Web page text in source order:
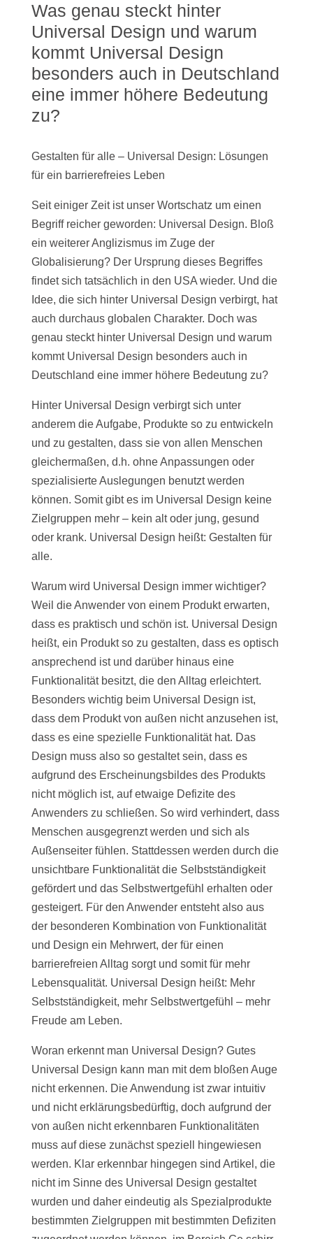
Was genau steckt hinter
Universal Design und warum
kommt Universal Design
besonders auch in Deutschland
eine immer höhere Bedeutung
zu?
Gestalten für alle – Universal Design: Lösungen
für ein barrierefreies Leben
Seit einiger Zeit ist unser Wortschatz um einen
Begriff reicher geworden: Universal Design. Bloß
ein weiterer Anglizismus im Zuge der
Globalisierung? Der Ursprung dieses Begriffes
findet sich tatsächlich in den USA wieder. Und die
Idee, die sich hinter Universal Design verbirgt, hat
auch durchaus globalen Charakter. Doch was
genau steckt hinter Universal Design und warum
kommt Universal Design besonders auch in
Deutschland eine immer höhere Bedeutung zu?
Hinter Universal Design verbirgt sich unter
anderem die Aufgabe, Produkte so zu entwickeln
und zu gestalten, dass sie von allen Menschen
gleichermaßen, d.h. ohne Anpassungen oder
spezialisierte Auslegungen benutzt werden
können. Somit gibt es im Universal Design keine
Zielgruppen mehr – kein alt oder jung, gesund
oder krank. Universal Design heißt: Gestalten für
alle.
Warum wird Universal Design immer wichtiger?
Weil die Anwender von einem Produkt erwarten,
dass es praktisch und schön ist. Universal Design
heißt, ein Produkt so zu gestalten, dass es optisch
ansprechend ist und darüber hinaus eine
Funktionalität besitzt, die den Alltag erleichtert.
Besonders wichtig beim Universal Design ist,
dass dem Produkt von außen nicht anzusehen ist,
dass es eine spezielle Funktionalität hat. Das
Design muss also so gestaltet sein, dass es
aufgrund des Erscheinungsbildes des Produkts
nicht möglich ist, auf etwaige Defizite des
Anwenders zu schließen. So wird verhindert, dass
Menschen ausgegrenzt werden und sich als
Außenseiter fühlen. Stattdessen werden durch die
unsichtbare Funktionalität die Selbstständigkeit
gefördert und das Selbstwertgefühl erhalten oder
gesteigert. Für den Anwender entsteht also aus
der besonderen Kombination von Funktionalität
und Design ein Mehrwert, der für einen
barrierefreien Alltag sorgt und somit für mehr
Lebensqualität. Universal Design heißt: Mehr
Selbstständigkeit, mehr Selbstwertgefühl – mehr
Freude am Leben.
Woran erkennt man Universal Design? Gutes
Universal Design kann man mit dem bloßen Auge
nicht erkennen. Die Anwendung ist zwar intuitiv
und nicht erklärungsbedürftig, doch aufgrund der
von außen nicht erkennbaren Funktionalitäten
muss auf diese zunächst speziell hingewiesen
werden. Klar erkennbar hingegen sind Artikel, die
nicht im Sinne des Universal Design gestaltet
wurden und daher eindeutig als Spezialprodukte
bestimmten Zielgruppen mit bestimmten Defiziten